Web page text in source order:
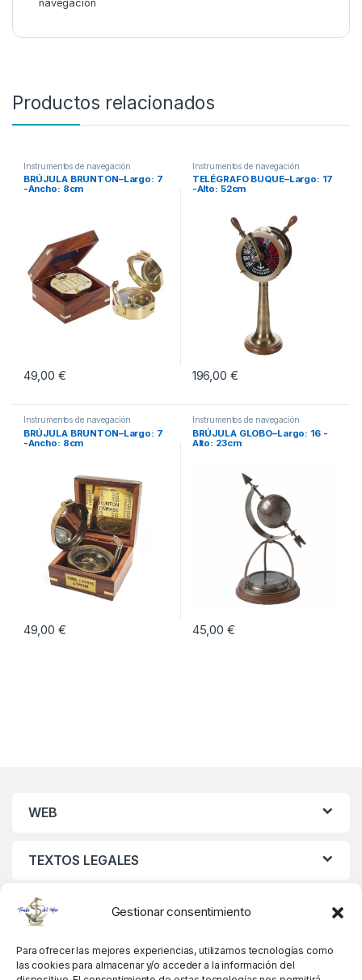
Gestionar consentimiento
Para ofrecer las mejores experiencias, utilizamos tecnologías como
las cookies para almacenar y/o acceder a la información del
navegación
Productos relacionados
Instrumentos de navegación
BRÚJULA BRUNTON–Largo: 7
-Ancho: 8cm
49,00 €
Instrumentos de navegación
TELÉGRAFO BUQUE–Largo: 17
-Alto: 52cm
196,00 €
Instrumentos de navegación
BRÚJULA BRUNTON–Largo: 7
-Ancho: 8cm
49,00 €
Instrumentos de navegación
BRÚJULA GLOBO–Largo: 16 -
Alto: 23cm
45,00 €
WEB
TEXTOS LEGALES
MIS DATOS